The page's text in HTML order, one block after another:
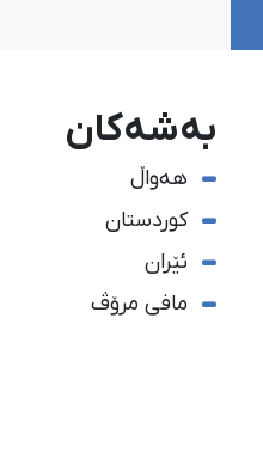
بەشەکان
هەواڵ
کوردستان
ئێران
مافی مرۆڤ